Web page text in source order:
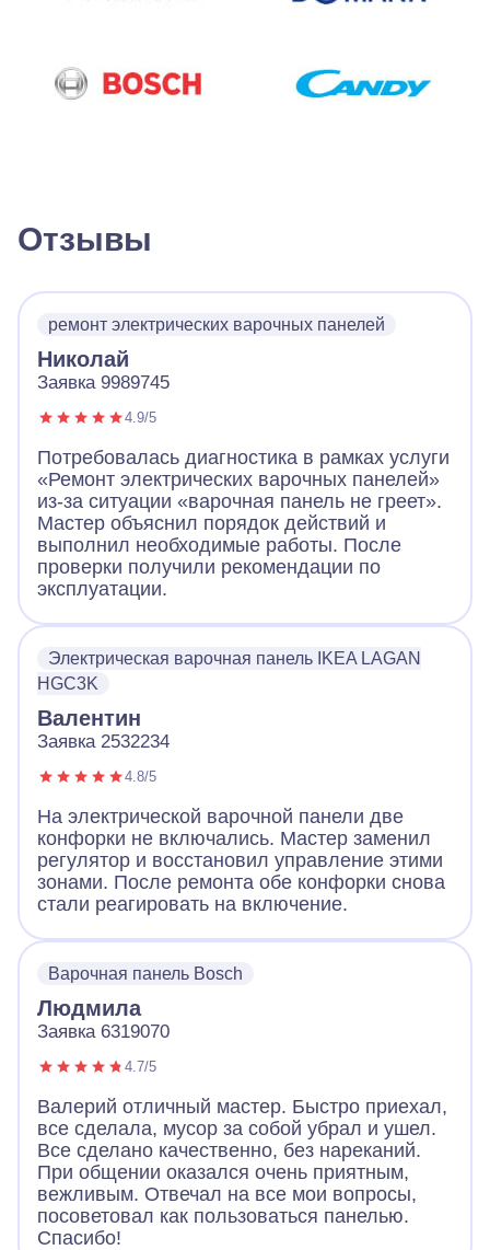
Отзывы
ремонт электрических варочных панелей
Николай
Заявка 9989745
4.9/5
Потребовалась диагностика в рамках услуги
«Ремонт электрических варочных панелей»
из-за ситуации «варочная панель не греет».
Мастер объяснил порядок действий и
выполнил необходимые работы. После
проверки получили рекомендации по
эксплуатации.
Электрическая варочная панель IKEA LAGAN
HGC3K
Валентин
Заявка 2532234
4.8/5
На электрической варочной панели две
конфорки не включались. Мастер заменил
регулятор и восстановил управление этими
зонами. После ремонта обе конфорки снова
стали реагировать на включение.
Варочная панель Bosch
Людмила
Заявка 6319070
4.7/5
Валерий отличный мастер. Быстро приехал,
все сделала, мусор за собой убрал и ушел.
Все сделано качественно, без нареканий.
При общении оказался очень приятным,
вежливым. Отвечал на все мои вопросы,
посоветовал как пользоваться панелью.
Спасибо!